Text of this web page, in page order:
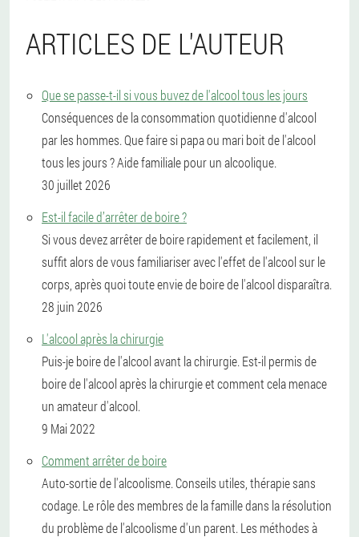
ARTICLES DE L'AUTEUR
Que se passe-t-il si vous buvez de l'alcool tous les jours
Conséquences de la consommation quotidienne d'alcool
par les hommes. Que faire si papa ou mari boit de l'alcool
tous les jours ? Aide familiale pour un alcoolique.
30 juillet 2026
Est-il facile d’arrêter de boire ?
Si vous devez arrêter de boire rapidement et facilement, il
suffit alors de vous familiariser avec l'effet de l'alcool sur le
corps, après quoi toute envie de boire de l'alcool disparaîtra.
28 juin 2026
L'alcool après la chirurgie
Puis-je boire de l'alcool avant la chirurgie. Est-il permis de
boire de l'alcool après la chirurgie et comment cela menace
un amateur d'alcool.
9 Mai 2022
Comment arrêter de boire
Auto-sortie de l'alcoolisme. Conseils utiles, thérapie sans
codage. Le rôle des membres de la famille dans la résolution
du problème de l'alcoolisme d'un parent. Les méthodes à